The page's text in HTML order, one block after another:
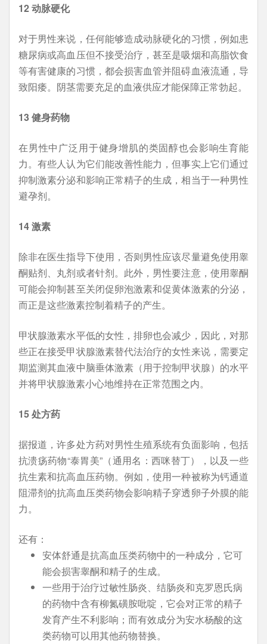
12 动脉硬化
对于男性来说，任何能够造成动脉硬化的习惯，例如患
糖尿病或高血压但不接受治疗，甚至是吸烟和高脂饮食
等有害健康的习惯，都会损害血管并阻碍血液流通，导
致阳痿。阴茎需要充足的血液供应才能保障正常勃起。
13 健身药物
在男性中广泛用于健身增肌的类固醇也会影响生育能
力。有些人认为它们能改善性能力，但事实上它们通过
抑制激素分泌和影响正常精子的生成，相当于一种男性
避孕剂。
14 激素
除非在医生指导下使用，否则男性应该尽量避免使用睾
酮贴剂、丸剂或者针剂。此外，男性要注意，使用睾酮
可能会抑制甚至关闭促卵泡激素和促黄体激素的分泌，
而正是这些激素控制着精子的产生。
甲状腺激素水平低的女性，排卵也会减少，因此，对那
些正在接受甲状腺激素替代法治疗的女性来说，需要定
期监测其血液中脑垂体激素（用于控制甲状腺）的水平
并将甲状腺激素小心地维持在正常范围之内。
15 处方药
据报道，许多处方药对男性生殖系统有负面影响，包括
抗溃疡药物“泰胃美”（通用名：西咪替丁），以及一些
抗生素和抗高血压药物。例如，使用一种被称为钙通道
阻滞剂的抗高血压类药物会影响精子穿透卵子外膜的能
力。
还有：
安体舒通是抗高血压类药物中的一种成分，它可
能会损害睾酮和精子的生成。
一些用于治疗过敏性肠炎、结肠炎和克罗恩氏病
的药物中含有柳氮磺胺吡啶，它会对正常的精子
发育产生不利影响；而有效成分为安水杨酸的这
类药物可以用其他药物替换。